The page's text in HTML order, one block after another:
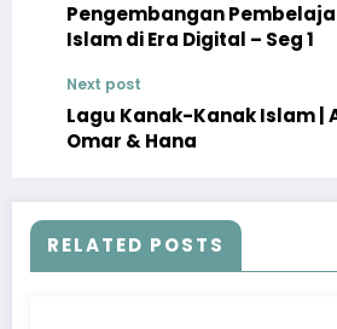
Pengembangan
Islam di Era Digital – Seg 1
Next post
Lagu Kanak-Kanak Islam |
Omar & Hana
RELATED POSTS